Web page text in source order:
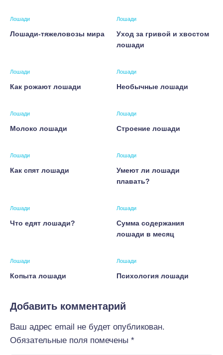
Лошади
Лошади-тяжеловозы мира
Лошади
Уход за гривой и хвостом
лошади
Лошади
Как рожают лошади
Лошади
Необычные лошади
Лошади
Молоко лошади
Лошади
Строение лошади
Лошади
Как спят лошади
Лошади
Умеют ли лошади
плавать?
Лошади
Что едят лошади?
Лошади
Сумма содержания
лошади в месяц
Лошади
Копыта лошади
Лошади
Психология лошади
Добавить комментарий
Ваш адрес email не будет опубликован.
Обязательные поля помечены *